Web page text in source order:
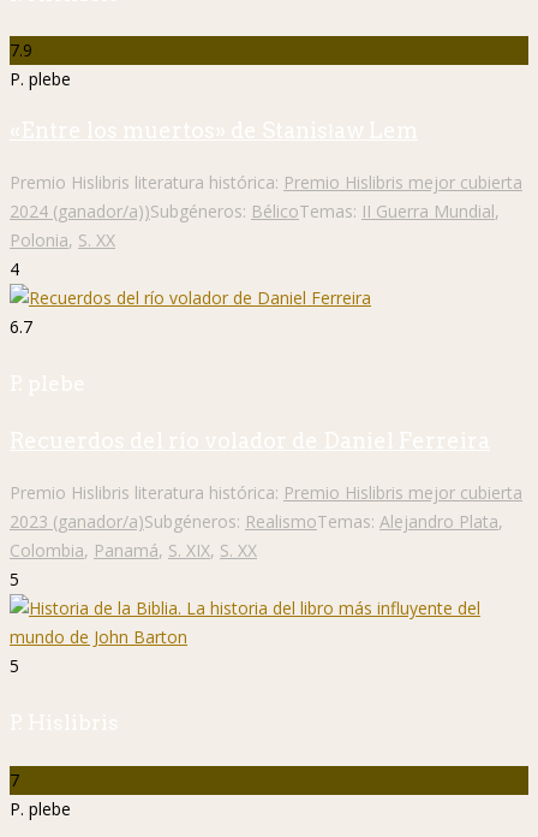
7.9
P. plebe
«Entre los muertos» de Stanisław Lem
Premio Hislibris literatura histórica: Premio Hislibris mejor cubierta
2024 (ganador/a))Subgéneros: BélicoTemas: II Guerra Mundial,
Polonia, S. XX
4
6.7
P. plebe
Recuerdos del río volador de Daniel Ferreira
Premio Hislibris literatura histórica: Premio Hislibris mejor cubierta
2023 (ganador/a)Subgéneros: RealismoTemas: Alejandro Plata,
Colombia, Panamá, S. XIX, S. XX
5
5
P. Hislibris
7
P. plebe